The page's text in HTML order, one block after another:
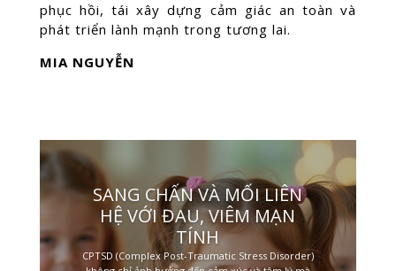
phục hồi, tái xây dựng cảm giác an toàn và
phát triển lành mạnh trong tương lai.
MIA NGUYỄN
SANG CHẤN VÀ MỐI LIÊN
HỆ VỚI ĐAU, VIÊM MẠN
TÍNH
CPTSD (Complex Post-Traumatic Stress Disorder)